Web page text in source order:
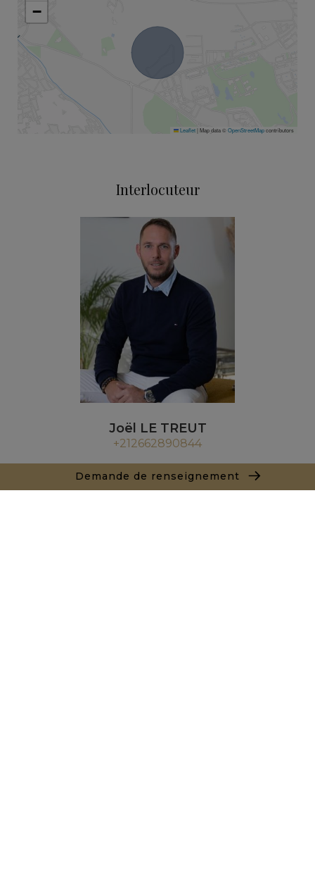
Demande de renseignement
−
Leaflet|Map data ©OpenStreetMapcontributors
Interlocuteur
Joël LE TREUT
+212662890844
Agence Marrakech
Local n° 3, Hivernage, Angle Av. Moulay El Hassan